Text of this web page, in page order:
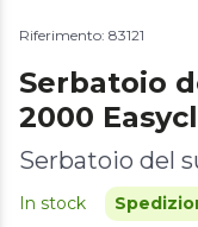
Riferimento: 83121
Serbatoio
2000
Serbatoio del
In stock